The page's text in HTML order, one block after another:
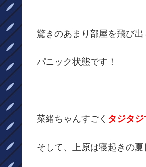
驚きのあまり部屋を飛び出
パニック状態です！
菜緒ちゃんすごく タジタ
そして、上原は寝起きの